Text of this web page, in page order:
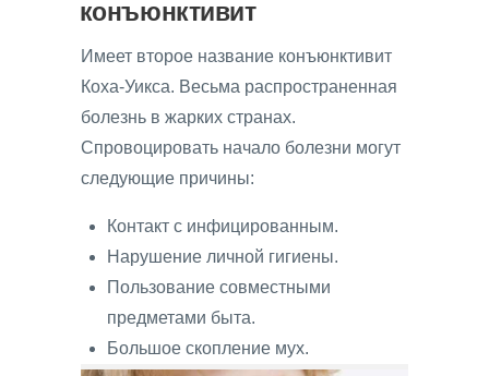
конъюнктивит
Имеет второе название конъюнктивит
Коха-Уикса. Весьма распространенная
болезнь в жарких странах.
Спровоцировать начало болезни могут
следующие причины:
Контакт с инфицированным.
Нарушение личной гигиены.
Пользование совместными
предметами быта.
Большое скопление мух.